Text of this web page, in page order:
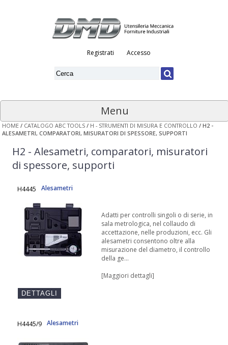
Registrati Accesso
Menu
HOME / CATALOGO ABC TOOLS / H - STRUMENTI DI MISURA E CONTROLLO / H2 -
ALESAMETRI, COMPARATORI, MISURATORI DI SPESSORE, SUPPORTI
H2 - Alesametri, comparatori, misuratori
di spessore, supporti
H4445 Alesametri
Adatti per controlli singoli o di serie, in
sala metrologica, nel collaudo di
accettazione, nelle produzioni, ecc. Gli
alesametri consentono oltre alla
misurazione del diametro, il controllo
della ge...
[Maggiori dettagli]
H4445/9 Alesametri